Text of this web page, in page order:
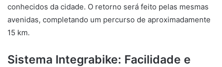
conhecidos da cidade. O retorno será feito pelas mesmas
avenidas, completando um percurso de aproximadamente
15 km.
Sistema Integrabike: Facilidade e